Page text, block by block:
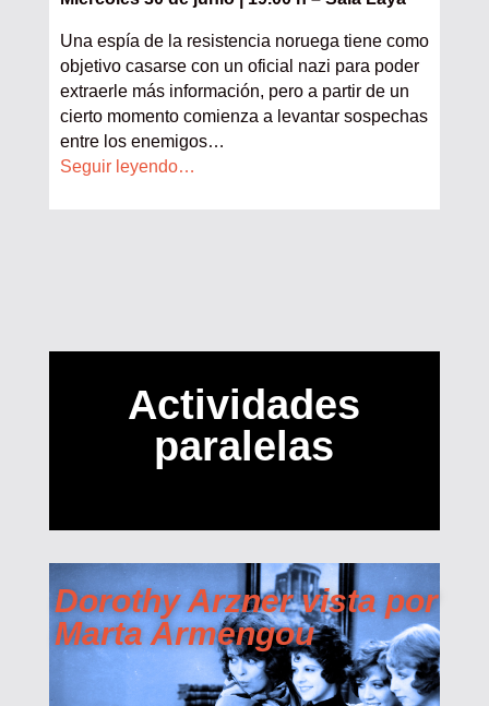
Una espía de la resistencia noruega tiene como
objetivo casarse con un oficial nazi para poder
extraerle más información, pero a partir de un
cierto momento comienza a levantar sospechas
entre los enemigos…
Seguir leyendo…
Actividades
paralelas
Dorothy Arzner vista por
Marta Armengou